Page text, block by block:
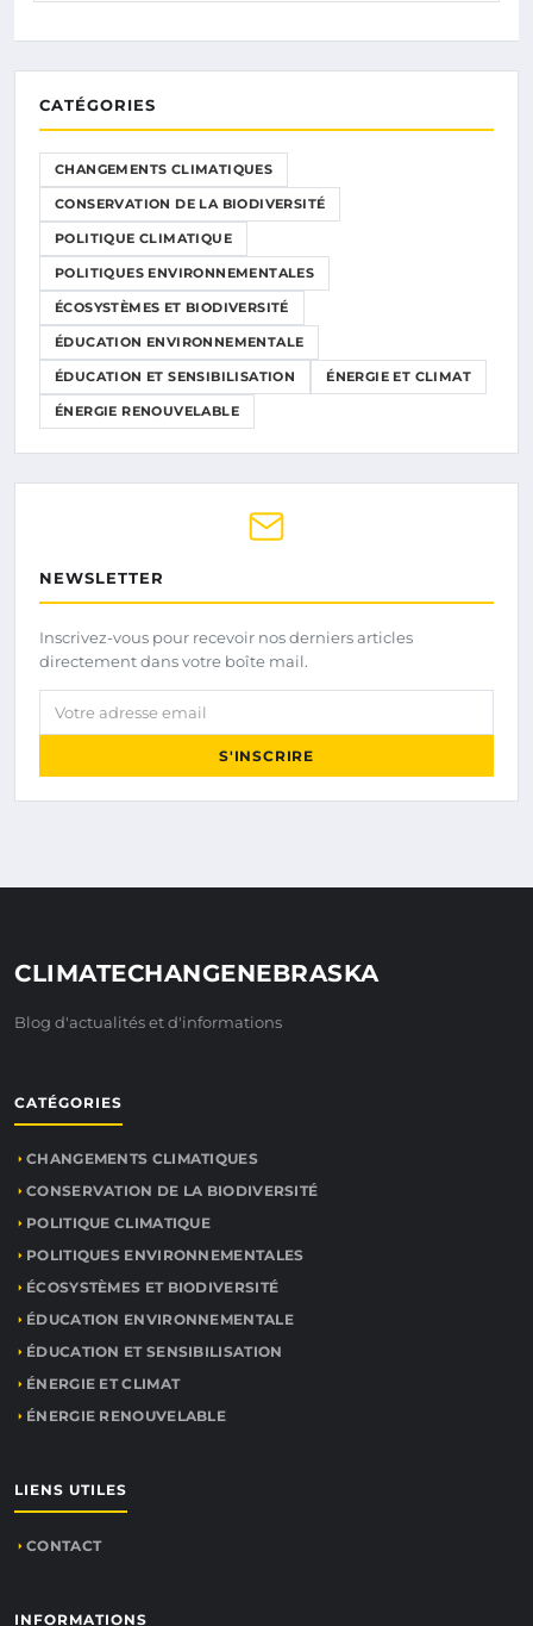
CATÉGORIES
CHANGEMENTS CLIMATIQUES
CONSERVATION DE LA BIODIVERSITÉ
POLITIQUE CLIMATIQUE
POLITIQUES ENVIRONNEMENTALES
ÉCOSYSTÈMES ET BIODIVERSITÉ
ÉDUCATION ENVIRONNEMENTALE
ÉDUCATION ET SENSIBILISATION ÉNERGIE ET CLIMAT
ÉNERGIE RENOUVELABLE
NEWSLETTER
Inscrivez-vous pour recevoir nos derniers articles
directement dans votre boîte mail.
Votre adresse email
S'INSCRIRE
CLIMATECHANGENEBRASKA
Blog d'actualités et d'informations
CATÉGORIES
CHANGEMENTS CLIMATIQUES
CONSERVATION DE LA BIODIVERSITÉ
POLITIQUE CLIMATIQUE
POLITIQUES ENVIRONNEMENTALES
ÉCOSYSTÈMES ET BIODIVERSITÉ
ÉDUCATION ENVIRONNEMENTALE
ÉDUCATION ET SENSIBILISATION
ÉNERGIE ET CLIMAT
ÉNERGIE RENOUVELABLE
LIENS UTILES
CONTACT
INFORMATIONS